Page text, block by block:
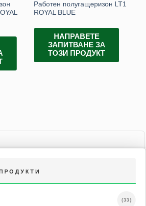
Работен полугащеризон LT1
ROYAL BLUE
НАПРАВЕТЕ
ЗАПИТВАНЕ ЗА
ТОЗИ ПРОДУКТ
(33)